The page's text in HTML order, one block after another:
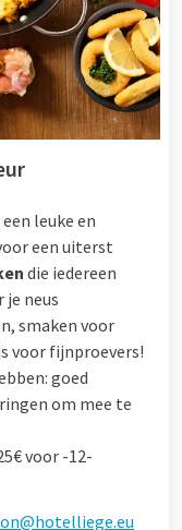
leuke en
een uiterst
die iedereen
je neus
smaken voor
voor fijnproevers!
goed
om mee te
voor -12-